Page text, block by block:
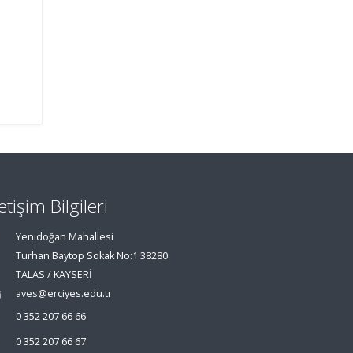
Bilgileri
Yenidoğan Mahallesi
Turhan Baytop Sokak No:1 38280
TALAS / KAYSERİ
aves@erciyes.edu.tr
0 352 207 66 66
0 352 207 66 67